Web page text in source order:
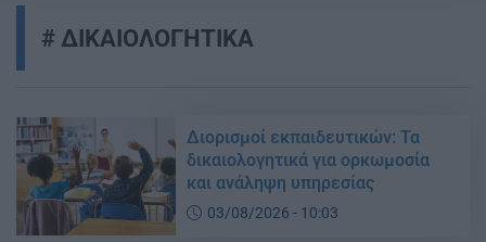
ΔΙΚΑΙΟΛΟΓΗΤΙΚΑ
Διορισμοί εκπαιδευτικών: Τα
δικαιολογητικά για ορκωμοσία
και ανάληψη υπηρεσίας
03/08/2026 - 10:03